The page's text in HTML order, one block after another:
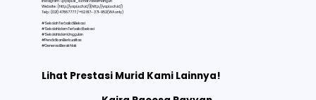
Website : [ http://yapi.sch.id/](http://yapi.sch.id/)
Telp : (021) 47867777 / +62 817- 371-952(WA only)
#SekolahTerbaikdiBekasi
#SekolahIslamTerbaikdibekasi
#SekolahIslamUnggulan
#PendidikanBerkualitas
#GenerasiBerakhlak
Lihat Prestasi Murid Kami Lainnya!